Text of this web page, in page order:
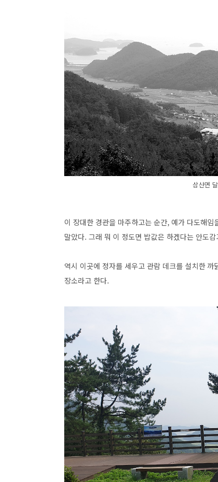
삼산면
이 장대한 경관을 마주하고는 순간, 예가 다도해
말았다. 그래 뭐 이 정도면 밥값은 하겠다는 안도
역시 이곳에 정자를 세우고 관람 데크를 설치한
장소라고 한다.